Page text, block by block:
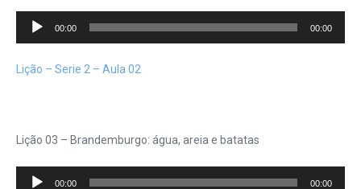
Tocador
00:00 00:00
Lição – Serie 2 – Aula 02
Lição 03 – Brandemburgo: água, areia e batatas
Tocador
00:00 00:00